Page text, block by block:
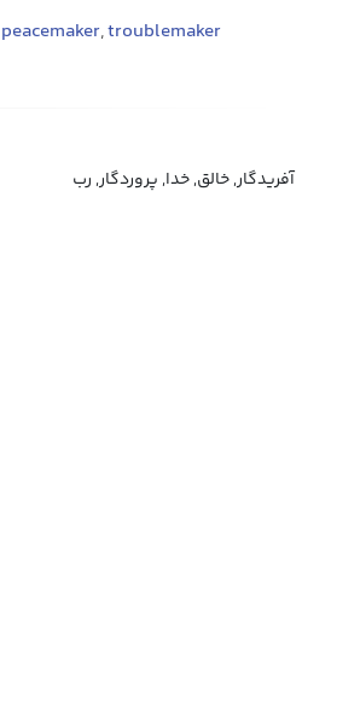
peacemaker,troublemaker
آفریدگار, خالق, خدا, پروردگار, رب